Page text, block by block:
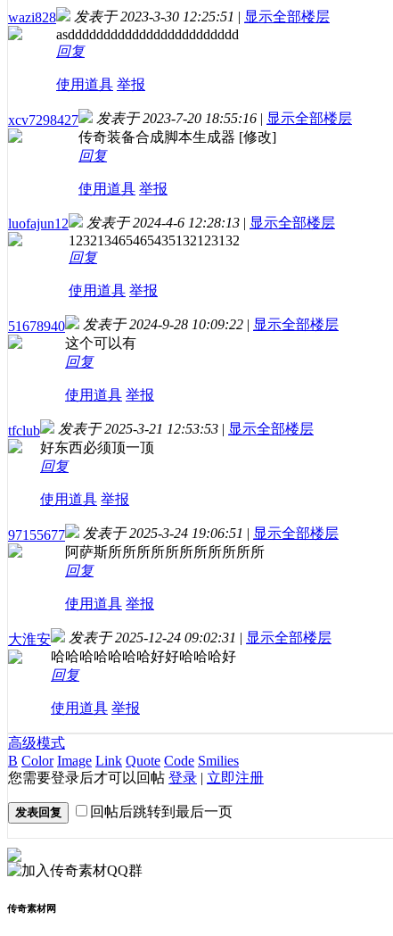
wazi828 发表于 2023-3-30 12:25:51 | 显示全部楼层
asdddddddddddddddddddddddd
回复
使用道具 举报
xcv7298427 发表于 2023-7-20 18:55:16 | 显示全部楼层
传奇装备合成脚本生成器 [修改]
回复
使用道具 举报
luofajun12 发表于 2024-4-6 12:28:13 | 显示全部楼层
123213465465435132123132
回复
使用道具 举报
51678940 发表于 2024-9-28 10:09:22 | 显示全部楼层
这个可以有
回复
使用道具 举报
tfclub 发表于 2025-3-21 12:53:53 | 显示全部楼层
好东西必须顶一顶
回复
使用道具 举报
97155677 发表于 2025-3-24 19:06:51 | 显示全部楼层
阿萨斯所所所所所所所所所所所
回复
使用道具 举报
大淮安 发表于 2025-12-24 09:02:31 | 显示全部楼层
哈哈哈哈哈哈哈好好哈哈哈好
回复
使用道具 举报
高级模式
B Color Image Link Quote Code Smilies
您需要登录后才可以回帖 登录 | 立即注册
发表回复 回帖后跳转到最后一页
传奇素材网